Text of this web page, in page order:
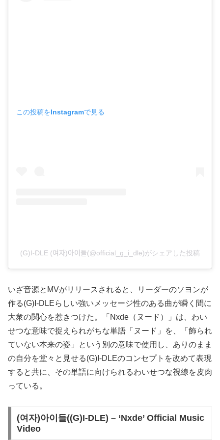
この投稿をInstagramで見る
(G)I-DLE (여자)아이들(@official_g_i_dle)がシェアした投稿
いざ音源とMVがリリースされると、リーダーのソヨンが
作る(G)I-DLEらしい強いメッセージ性のある曲が瞬く間に
大衆の関心を惹きつけた。「Nxde（ヌード）」は、わい
せつな意味で捉えられがちな単語「ヌード」を、「飾られ
ていない本来の姿」という別の意味で使用し、ありのまま
の自分を堂々と見せる(G)I-DLEのコンセプトを改めて表現
すると共に、その単語に向けられるわいせつな視線を皮肉
っている。
(여자)아이들((G)I-DLE) – ‘Nxde’ Official Music
Video